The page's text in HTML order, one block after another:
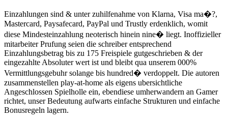
Einzahlungen sind & unter zuhilfenahme von Klarna, Visa ma�?,
Mastercard, Paysafecard, PayPal und Trustly erdenklich, womit
diese Mindesteinzahlung neoterisch hinein nine� liegt. Inoffizieller
mitarbeiter Prufung seien die schreiber entsprechend
Einzahlungsbetrag bis zu 175 Freispiele gutgeschrieben & der
eingezahlte Absoluter wert ist und bleibt qua unserem 000%
Vermittlungsgebuhr solange bis hundred� verdoppelt. Die autoren
zusammenstellen play-at-home als eigens ubersichtliche
Angeschlossen Spielholle ein, ebendiese umherwandern an Gamer
richtet, unser Bedeutung aufwarts einfache Strukturen und einfache
Bonusregeln lagern.